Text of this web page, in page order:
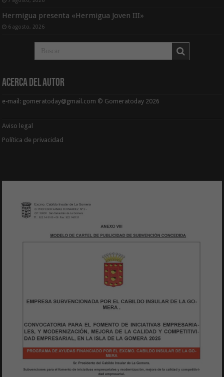
Hermigua presenta «Hermigua Joven III»
6 agosto, 2026
Acerca del Autor
e-mail: gomeratoday@gmail.com © Gomeratoday 2026
Aviso legal
Política de privacidad